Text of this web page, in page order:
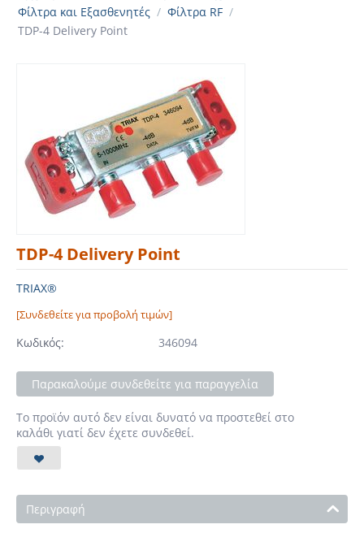
Φίλτρα και Εξασθενητές / Φίλτρα RF /
TDP-4 Delivery Point
TDP-4 Delivery Point
TRIAX®
[Συνδεθείτε για προβολή τιμών]
Κωδικός: 346094
Παρακαλούμε συνδεθείτε για παραγγελία
Το προϊόν αυτό δεν είναι δυνατό να προστεθεί στο
καλάθι γιατί δεν έχετε συνδεθεί.
Περιγραφή